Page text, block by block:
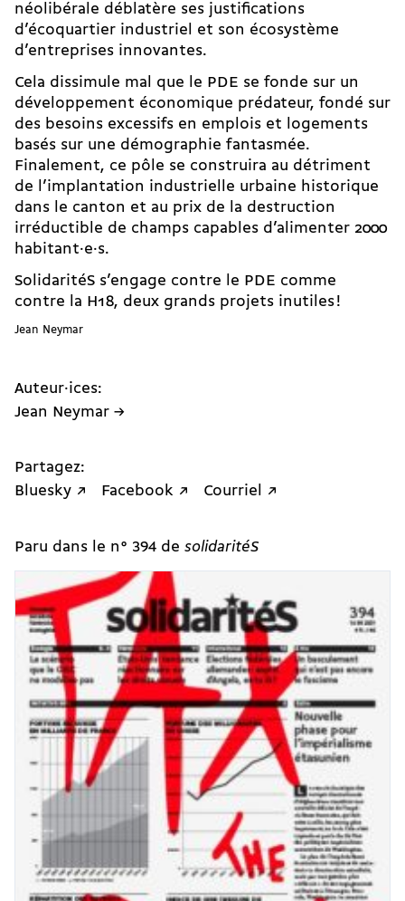
néolibérale déblatère ses justifications
d’écoquartier industriel et son écosystème
d’entreprises innovantes.
Cela dissimule mal que le PDE se fonde sur un
développement économique prédateur, fondé sur
des besoins excessifs en emplois et logements
basés sur une démographie fantasmée.
Finalement, ce pôle se construira au détriment
de l’implantation industrielle urbaine historique
dans le canton et au prix de la destruction
irréductible de champs capables d’alimenter 2000
habitant·e·s.
SolidaritéS s’engage contre le PDE comme
contre la H18, deux grands projets inutiles !
Jean Neymar
Auteur·ices:
Jean Neymar →
Partagez:
Bluesky ↗
Facebook ↗ Courriel ↗
Paru dans le n° 394 de solidaritéS